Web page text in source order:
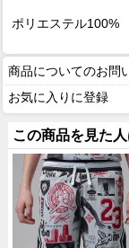
ポリエステル100%
商品についてのお問
お気に入りに登録
この商品を見た